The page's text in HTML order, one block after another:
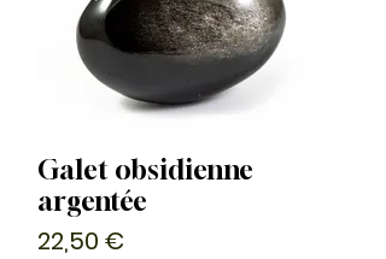
Galet obsidienne
argentée
22,50 €